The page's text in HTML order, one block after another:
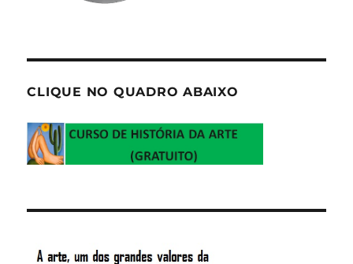
CLIQUE NO QUADRO ABAIXO